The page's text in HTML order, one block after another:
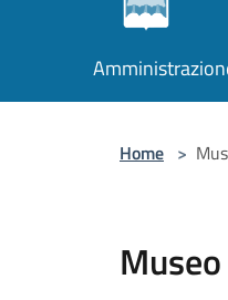
Home >